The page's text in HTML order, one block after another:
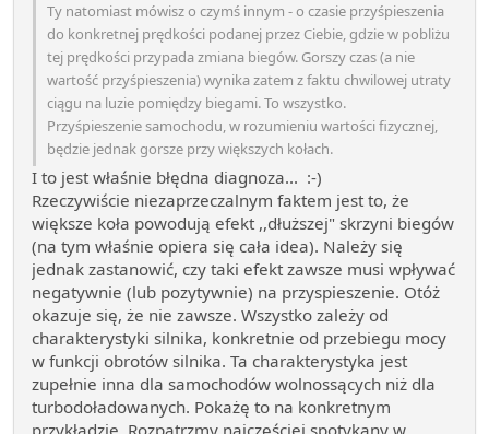
Ty natomiast mówisz o czymś innym - o czasie przyśpieszenia
do konkretnej prędkości podanej przez Ciebie, gdzie w pobliżu
tej prędkości przypada zmiana biegów. Gorszy czas (a nie
wartość przyśpieszenia) wynika zatem z faktu chwilowej utraty
ciągu na luzie pomiędzy biegami. To wszystko.
Przyśpieszenie samochodu, w rozumieniu wartości fizycznej,
będzie jednak gorsze przy większych kołach.
I to jest właśnie błędna diagnoza... :-)
Rzeczywiście niezaprzeczalnym faktem jest to, że
większe koła powodują efekt ,,dłuższej" skrzyni biegów
(na tym właśnie opiera się cała idea). Należy się
jednak zastanowić, czy taki efekt zawsze musi wpływać
negatywnie (lub pozytywnie) na przyspieszenie. Otóż
okazuje się, że nie zawsze. Wszystko zależy od
charakterystyki silnika, konkretnie od przebiegu mocy
w funkcji obrotów silnika. Ta charakterystyka jest
zupełnie inna dla samochodów wolnossących niż dla
turbodoładowanych. Pokażę to na konkretnym